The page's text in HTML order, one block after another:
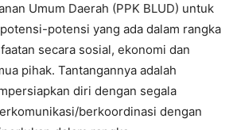
Umum Daerah (PPK BLUD) untuk
potensi yang ada dalam rangka
secara sosial, ekonomi dan
pihak. Tantangannya adalah
diri dengan segala
berkoordinasi dengan